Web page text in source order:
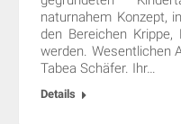
naturnahem Konzept,
den Bereichen
werden. Wesentlichen
Tabea Schäfer. Ihr…
Details